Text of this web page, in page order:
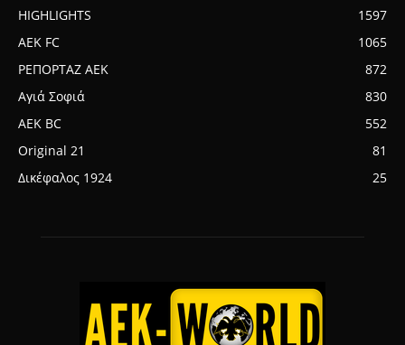
HIGHLIGHTS
1597
AEK FC
1065
ΡΕΠΟΡΤΑΖ ΑΕΚ
872
Αγιά Σοφιά
830
AEK BC
552
Original 21
81
Δικέφαλος 1924
25